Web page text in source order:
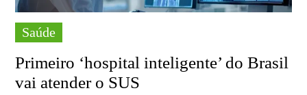
Saúde
Primeiro ‘hospital inteligente’ do Brasil
vai atender o SUS